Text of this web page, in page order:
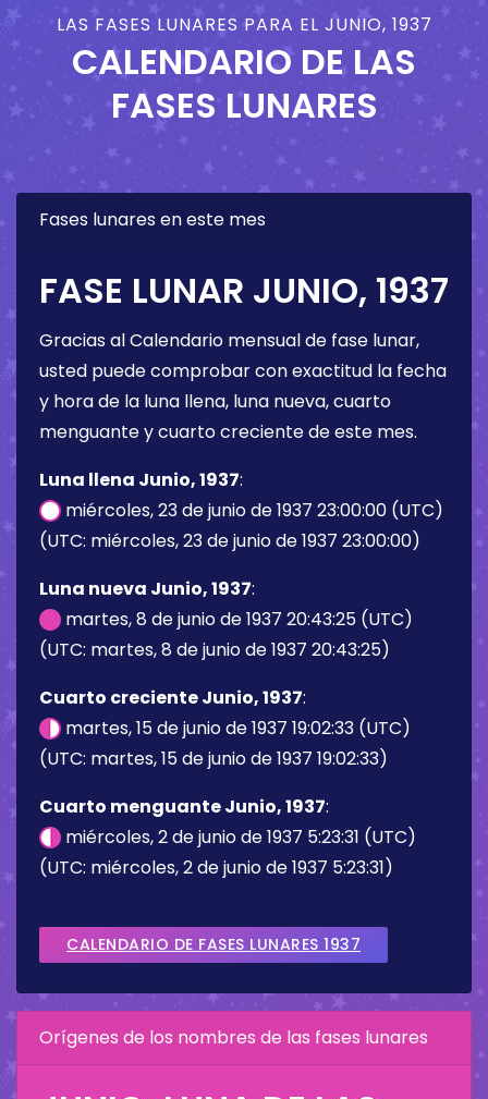
LAS FASES LUNARES PARA EL JUNIO, 1937
CALENDARIO DE LAS
FASES LUNARES
Fases lunares en este mes
FASE LUNAR JUNIO, 1937
Gracias al Calendario mensual de fase lunar,
usted puede comprobar con exactitud la fecha
y hora de la luna llena, luna nueva, cuarto
menguante y cuarto creciente de este mes.
Luna llena Junio, 1937:
miércoles, 23 de junio de 1937 23:00:00 (UTC)
(UTC: miércoles, 23 de junio de 1937 23:00:00)
Luna nueva Junio, 1937:
martes, 8 de junio de 1937 20:43:25 (UTC)
(UTC: martes, 8 de junio de 1937 20:43:25)
Cuarto creciente Junio, 1937:
martes, 15 de junio de 1937 19:02:33 (UTC)
(UTC: martes, 15 de junio de 1937 19:02:33)
Cuarto menguante Junio, 1937:
miércoles, 2 de junio de 1937 5:23:31 (UTC)
(UTC: miércoles, 2 de junio de 1937 5:23:31)
CALENDARIO DE FASES LUNARES 1937
Orígenes de los nombres de las fases lunares